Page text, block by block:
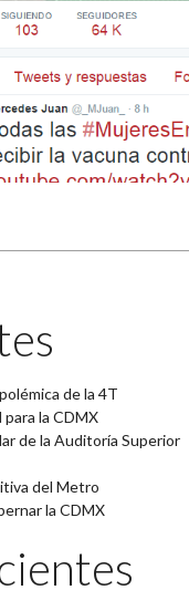
de la 4T
la CDMX
de la Auditoría Superior
del Metro
la CDMX